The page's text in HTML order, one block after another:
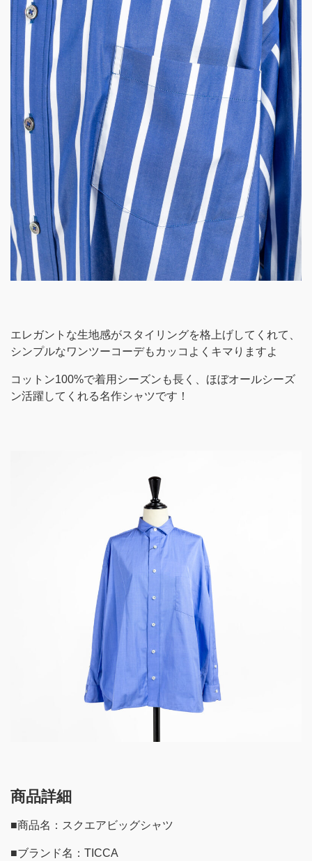
エレガントな生地感がスタイリングを格上げしてくれて、
シンプルなワンツーコーデもカッコよくキマりますよ
コットン100%で着用シーズンも長く、ほぼオールシーズ
ン活躍してくれる名作シャツです！
商品詳細
■商品名：スクエアビッグシャツ
■ブランド名：TICCA